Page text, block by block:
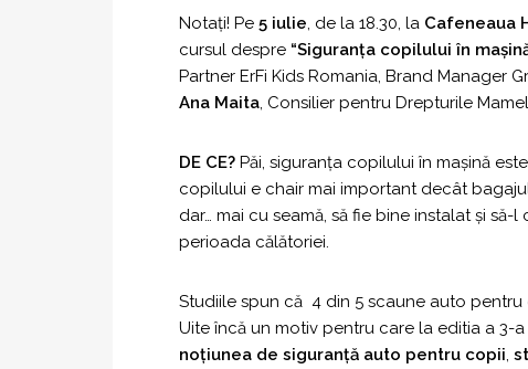
Notați! Pe 5 iulie, de la 18.30, la Cafeneaua
cursul despre “Siguranța copilului în
Partner ErFi Kids Romania, Brand Manager
Ana Maita, Consilier pentru Drepturile
DE CE? Păi, siguranța copilului în mașină
copilului e chair mai important decât
dar… mai cu seamă, să fie bine instalat și
perioada călătoriei.
Studiile spun că 4 din 5 scaune auto pentru
Uite încă un motiv pentru care la editia a 3-
noțiunea de siguranță auto pentru copii,